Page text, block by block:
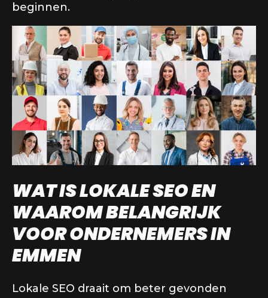
beginnen.
WAT IS LOKALE SEO EN
WAAROM BELANGRIJK
VOOR ONDERNEMERS IN
EMMEN
Lokale SEO draait om beter gevonden